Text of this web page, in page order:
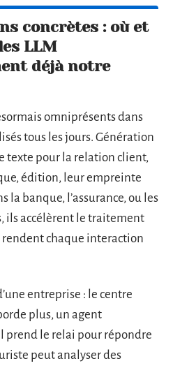
concrètes : où et
LLM
déjà notre
omniprésents dans
tous les jours. Génération
texte pour la relation client,
édition, leur empreinte
la banque, l’assurance, ou les
ils accélèrent le traitement
rendent chaque interaction
entreprise : le centre
plus, un agent
prend le relai pour répondre
peut analyser des